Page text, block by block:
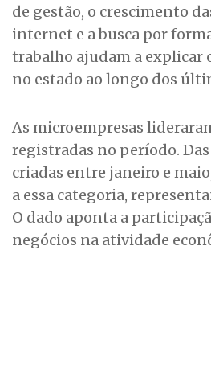
de gestão, o crescimento
internet e a busca por
trabalho ajudam a explicar
no estado ao longo dos
As microempresas
registradas no período. Das
criadas entre janeiro e
a essa categoria,
O dado aponta a
negócios na atividade